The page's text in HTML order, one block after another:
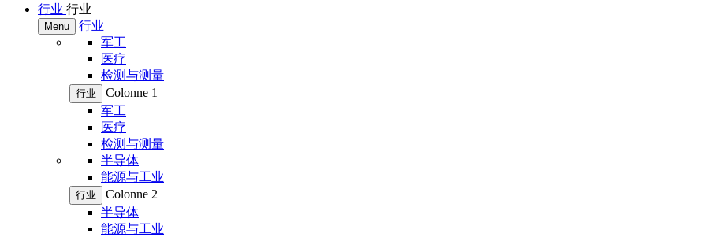
行业 行业
Menu
行业
军工
医疗
检测与测量
行业
Colonne 1
军工
医疗
检测与测量
半导体
能源与工业
行业
Colonne 2
半导体
能源与工业